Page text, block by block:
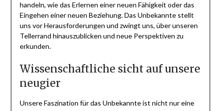
handeln, wie das Erlernen einer neuen Fähigkeit oder das
Eingehen einer neuen Beziehung. Das Unbekannte stellt
uns vor Herausforderungen und zwingt uns, über unseren
Tellerrand hinauszublicken und neue Perspektiven zu
erkunden.
Wissenschaftliche sicht auf unsere
neugier
Unsere Faszination für das Unbekannte ist nicht nur eine